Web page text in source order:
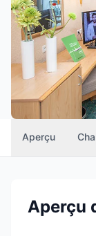
Aperçu
Aperçu